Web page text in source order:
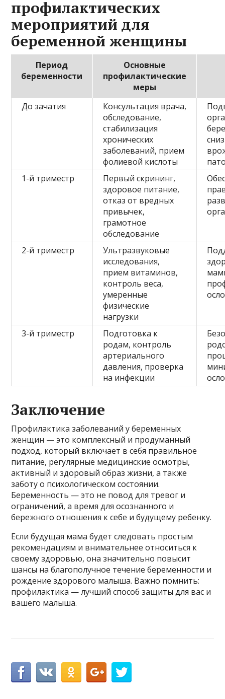
профилактических
мероприятий для
беременной женщины
Период
беременности
Основные
профилактические
меры
До зачатия
Консультация врача,
обследование,
стабилизация
хронических
заболеваний, прием
фолиевой кислоты
1-й триместр
Первый скрининг,
здоровое питание,
отказ от вредных
привычек,
грамотное
обследование
2-й триместр
Ультразвуковые
исследования,
прием витаминов,
контроль веса,
умеренные
физические
нагрузки
3-й триместр
Подготовка к
родам, контроль
артериального
давления, проверка
на инфекции
Заключение
Профилактика заболеваний у беременных
женщин — это комплексный и продуманный
подход, который включает в себя правильное
питание, регулярные медицинские осмотры,
активный и здоровый образ жизни, а также
заботу о психологическом состоянии.
Беременность — это не повод для тревог и
ограничений, а время для осознанного и
бережного отношения к себе и будущему ребенку.
Если будущая мама будет следовать простым
рекомендациям и внимательнее относиться к
своему здоровью, она значительно повысит
шансы на благополучное течение беременности и
рождение здорового малыша. Важно помнить:
профилактика — лучший способ защиты для вас и
вашего малыша.